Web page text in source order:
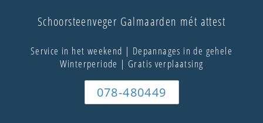
Schoorsteenveger Galmaarden mét attest
Service in het weekend | Depannages in de gehele
Winterperiode | Gratis verplaatsing
078-480449